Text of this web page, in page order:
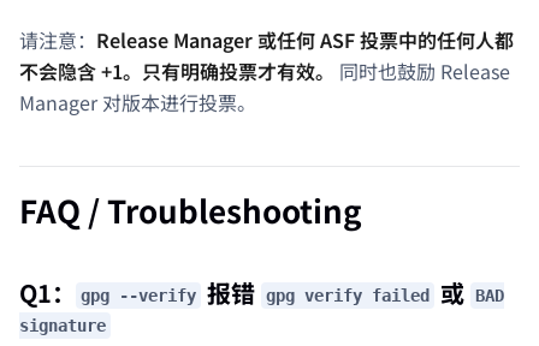
请注意： Release Manager 或任何 ASF 投票中的任何人都
不会隐含 +1。只有明确投票才有效。
同时也鼓励 Release
Manager 对版本进行投票。
FAQ / Troubleshooting
Q1： gpg --verify 报错 gpg verify failed 或 BAD
signature